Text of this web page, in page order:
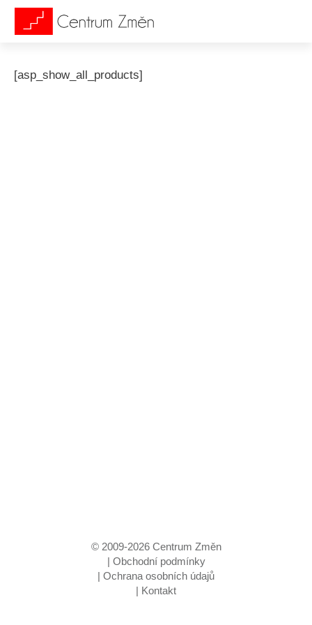
[asp_show_all_products]
© 2009-2026 Centrum Změn
| Obchodní podmínky
| Ochrana osobních údajů
| Kontakt